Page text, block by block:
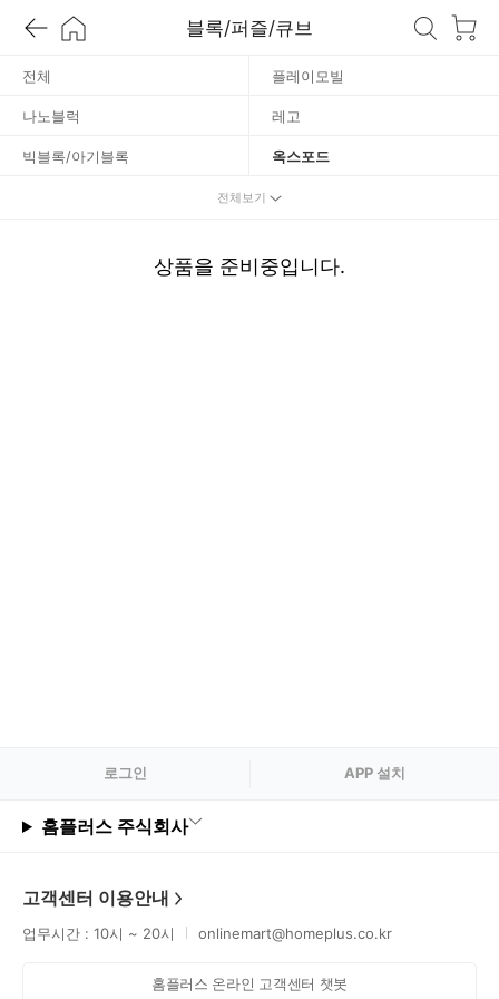
블록/퍼즐/큐브
전체 플레이모빌
나노블럭 레고
빅블록/아기블록 옥스포드
피젯토이
직소퍼즐
전체보기
상품을 준비중입니다.
로그인 APP 설치
홈플러스 주식회사
고객센터 이용안내
업무시간 : 10시 ~ 20시 onlinemart@homeplus.co.kr
홈플러스 온라인 고객센터 챗봇